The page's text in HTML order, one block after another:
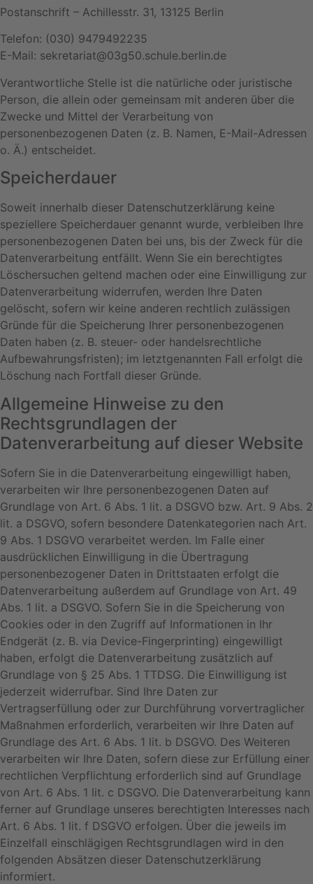
Postanschrift – Achillesstr. 31, 13125 Berlin
Telefon: (030) 9479492235
E-Mail: sekretariat@03g50.schule.berlin.de
Verantwortliche Stelle ist die natürliche oder juristische
Person, die allein oder gemeinsam mit anderen über die
Zwecke und Mittel der Verarbeitung von
personenbezogenen Daten (z. B. Namen, E-Mail-Adressen
o. Ä.) entscheidet.
Speicherdauer
Soweit innerhalb dieser Datenschutzerklärung keine
speziellere Speicherdauer genannt wurde, verbleiben Ihre
personenbezogenen Daten bei uns, bis der Zweck für die
Datenverarbeitung entfällt. Wenn Sie ein berechtigtes
Löschersuchen geltend machen oder eine Einwilligung zur
Datenverarbeitung widerrufen, werden Ihre Daten
gelöscht, sofern wir keine anderen rechtlich zulässigen
Gründe für die Speicherung Ihrer personenbezogenen
Daten haben (z. B. steuer- oder handelsrechtliche
Aufbewahrungsfristen); im letztgenannten Fall erfolgt die
Löschung nach Fortfall dieser Gründe.
Allgemeine Hinweise zu den
Rechtsgrundlagen der
Datenverarbeitung auf dieser Website
Sofern Sie in die Datenverarbeitung eingewilligt haben,
verarbeiten wir Ihre personenbezogenen Daten auf
Grundlage von Art. 6 Abs. 1 lit. a DSGVO bzw. Art. 9 Abs. 2
lit. a DSGVO, sofern besondere Datenkategorien nach Art.
9 Abs. 1 DSGVO verarbeitet werden. Im Falle einer
ausdrücklichen Einwilligung in die Übertragung
personenbezogener Daten in Drittstaaten erfolgt die
Datenverarbeitung außerdem auf Grundlage von Art. 49
Abs. 1 lit. a DSGVO. Sofern Sie in die Speicherung von
Cookies oder in den Zugriff auf Informationen in Ihr
Endgerät (z. B. via Device-Fingerprinting) eingewilligt
haben, erfolgt die Datenverarbeitung zusätzlich auf
Grundlage von § 25 Abs. 1 TTDSG. Die Einwilligung ist
jederzeit widerrufbar. Sind Ihre Daten zur
Vertragserfüllung oder zur Durchführung vorvertraglicher
Maßnahmen erforderlich, verarbeiten wir Ihre Daten auf
Grundlage des Art. 6 Abs. 1 lit. b DSGVO. Des Weiteren
verarbeiten wir Ihre Daten, sofern diese zur Erfüllung einer
rechtlichen Verpflichtung erforderlich sind auf Grundlage
von Art. 6 Abs. 1 lit. c DSGVO. Die Datenverarbeitung kann
ferner auf Grundlage unseres berechtigten Interesses nach
Art. 6 Abs. 1 lit. f DSGVO erfolgen. Über die jeweils im
Einzelfall einschlägigen Rechtsgrundlagen wird in den
folgenden Absätzen dieser Datenschutzerklärung
informiert.